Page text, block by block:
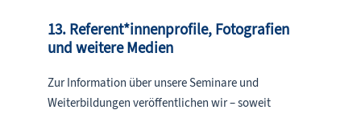
13. Referent*innenprofile, Fotografien
und weitere Medien
Zur Information über unsere Seminare und
Weiterbildungen veröffentlichen wir – soweit